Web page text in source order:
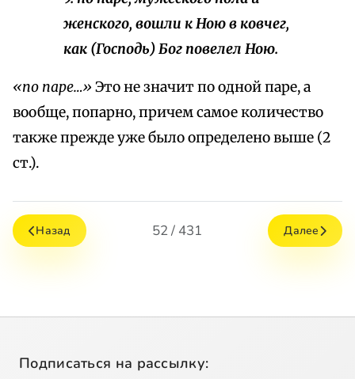
женского, вошли к Ною в ковчег,
как (Господь) Бог повелел Ною.
«по паре…» Это не значит по одной паре, а
вообще, попарно, причем самое количество
также прежде уже было определено выше (2
ст.).
Назад 52 / 431 Далее
Подписаться на рассылку: